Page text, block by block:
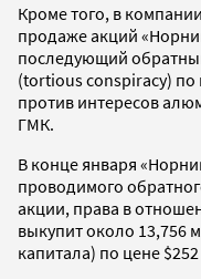
Кроме того, в
продаже акций
последующий
(tortious conspiracy)
против интересов
ГМК.
В конце января
проводимого
акции, права в
выкупит около 13,756
капитала) по цене $252